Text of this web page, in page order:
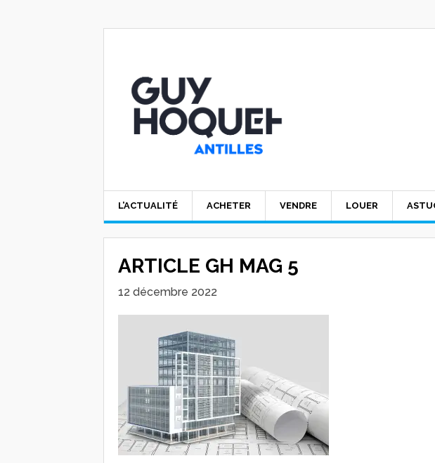
L’ACTUALITÉ ACHETER VENDRE LOUER
ARTICLE GH MAG 5
12 décembre 2022